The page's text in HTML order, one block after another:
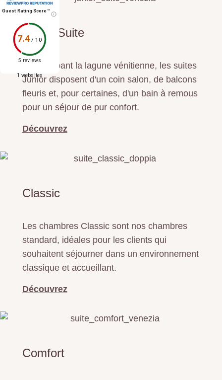
Junior Suite
Surplombant la lagune vénitienne, les suites
Junior disposent d'un coin salon, de balcons
fleuris et, pour certaines, d'un bain à remous
pour un séjour de pur confort.
Découvrez
Classic
Les chambres Classic sont nos chambres
standard, idéales pour les clients qui
souhaitent séjourner dans un environnement
classique et accueillant.
Découvrez
Comfort
Guest Rating Score™
7.4/10
5 reviews
1 websites